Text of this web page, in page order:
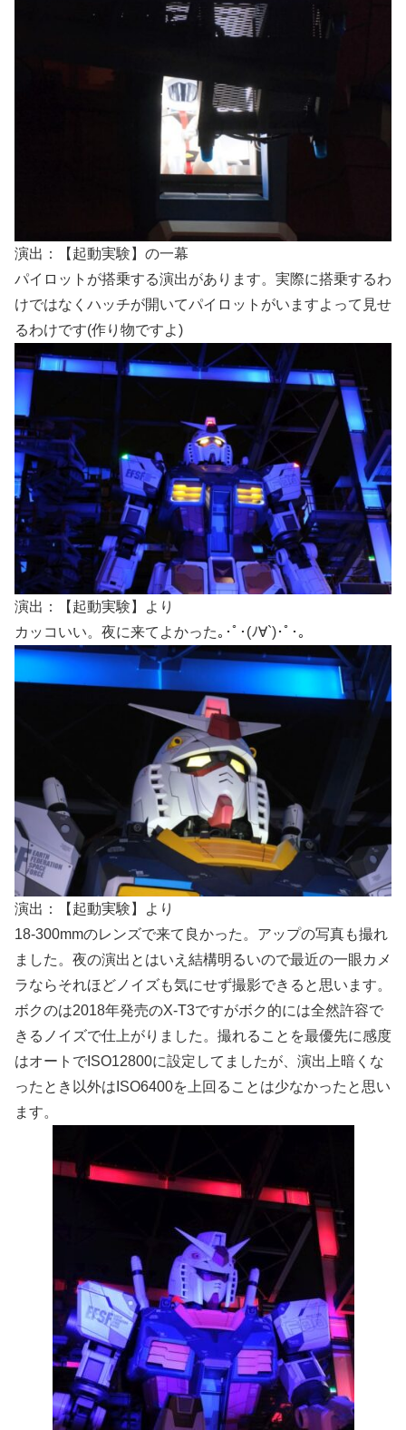
演出：【起動実験】の一幕
パイロットが搭乗する演出があります。実際に搭乗するわ
けではなくハッチが開いてパイロットがいますよって見せ
るわけです(作り物ですよ)
演出：【起動実験】より
カッコいい。夜に来てよかった｡･ﾟ･(ﾉ∀`)･ﾟ･｡
演出：【起動実験】より
18-300mmのレンズで来て良かった。アップの写真も撮れ
ました。夜の演出とはいえ結構明るいので最近の一眼カメ
ラならそれほどノイズも気にせず撮影できると思います。
ボクのは2018年発売のX-T3ですがボク的には全然許容で
きるノイズで仕上がりました。撮れることを最優先に感度
はオートでISO12800に設定してましたが、演出上暗くな
ったとき以外はISO6400を上回ることは少なかったと思い
ます。